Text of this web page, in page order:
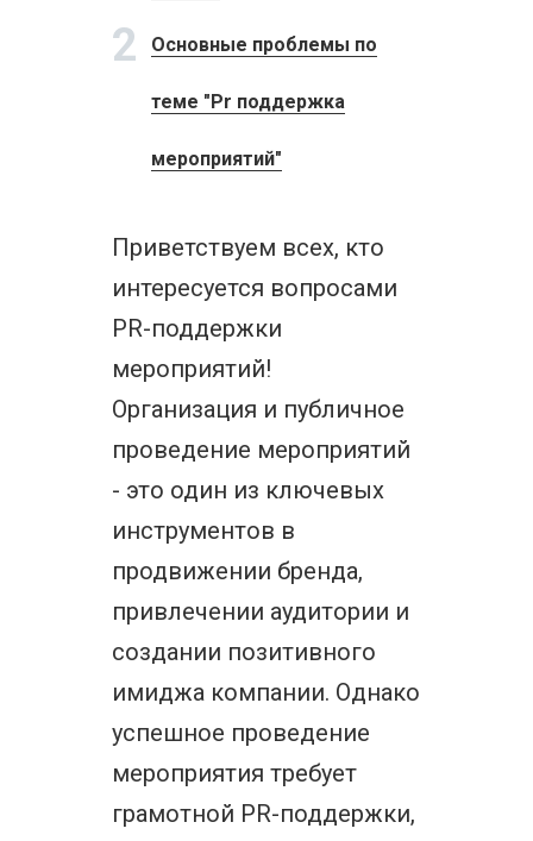
2 Основные проблемы по
теме "Pr поддержка
мероприятий"
Приветствуем всех, кто
интересуется вопросами
PR-поддержки
мероприятий!
Организация и публичное
проведение мероприятий
- это один из ключевых
инструментов в
продвижении бренда,
привлечении аудитории и
создании позитивного
имиджа компании. Однако
успешное проведение
мероприятия требует
грамотной PR-поддержки,